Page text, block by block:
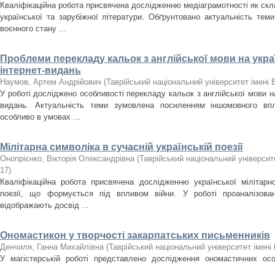
Кваліфікаційна робота присвячена дослідженню медіаграмотності як
української та зарубіжної літератури. Обґрунтовано актуальність
воєнного стану ...
Проблеми перекладу кальок з англійської мови на
інтернет-видань
Наумов, Артем Андрійович (Таврійський національний університет
У роботі досліджено особливості перекладу кальок з англійської мови
видань. Актуальність теми зумовлена посиленням іншомовного
особливо в умовах ...
Мілітарна символіка в сучасній українській поезії
Онопрієнко, Вікторія Олександрівна (Таврійський національний
17)
Кваліфікаційна робота присвячена дослідженню української
поезії, що формується під впливом війни. У роботі
відображають досвід ...
Ономастикон у творчості закарпатських письменників
Денчиля, Ганна Михайлівна (Таврійський національний університет
У магістерській роботі представлено дослідження ономастичних